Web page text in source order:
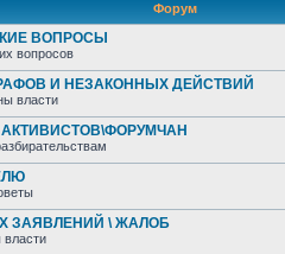
Форум
ВОПРОСЫ
вопросов
И НЕЗАКОННЫХ ДЕЙСТВИЙ
власти
ЗАЯВЛЕНИЙ \ ЖАЛОБ
власти